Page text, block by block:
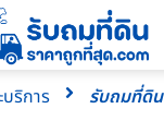
บริการ รับถมที่ดิ